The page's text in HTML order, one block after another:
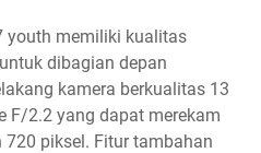
youth memiliki kualitas
dibagian depan
kamera berkualitas 13
F/2.2 yang dapat merekam
piksel. Fitur tambahan